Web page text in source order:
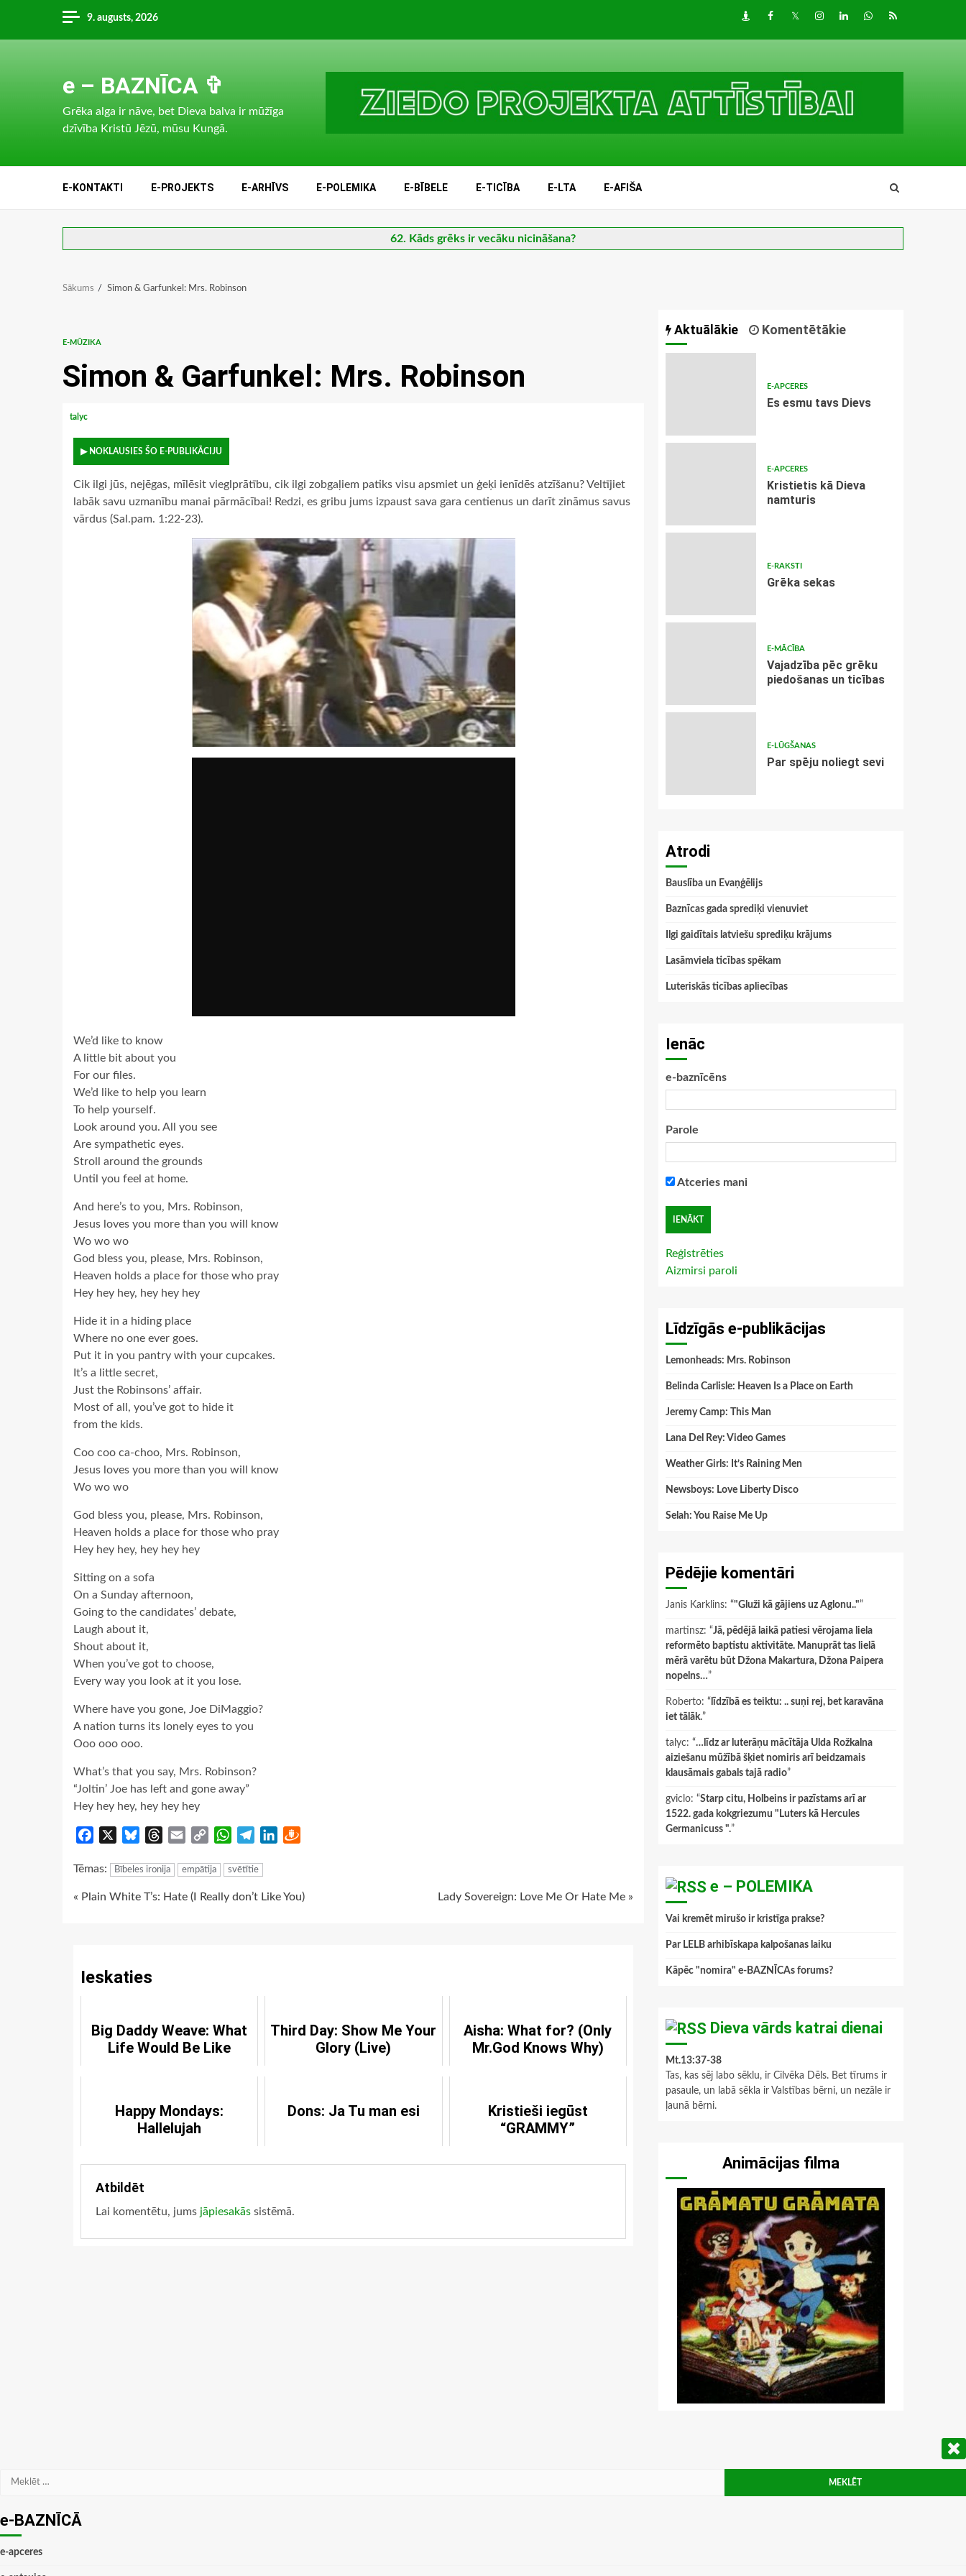
content
9. augusts, 2026 DraugiemFacebook
TwitterInstagram
LinkedInwhatsapp
RSS
e – BAZNĪCA ✞
Grēka alga ir nāve, bet Dieva balva ir mūžīga
dzīvība Kristū Jēzū, mūsu Kungā.
E-KONTAKTI E-PROJEKTS E-ARHĪVS E-POLEMIKA E-BĪBELE E-TICĪBA E-LTA E-AFIŠA
62. Kāds grēks ir vecāku nicināšana?
Sākums Simon & Garfunkel: Mrs. Robinson
E-MŪZIKA
Simon & Garfunkel: Mrs. Robinson
talyc
▶ NOKLAUSIES ŠO E-PUBLIKĀCIJU
Cik ilgi jūs, nejēgas, mīlēsit vieglprātību, cik ilgi zobgaļiem patiks visu apsmiet un ģeķi ienīdēs atzīšanu? Veltījiet
labāk savu uzmanību manai pārmācībai! Redzi, es gribu jums izpaust sava gara centienus un darīt zināmus savus
vārdus (Sal.pam. 1:22-23).
We’d like to know
A little bit about you
For our files.
We’d like to help you learn
To help yourself.
Look around you. All you see
Are sympathetic eyes.
Stroll around the grounds
Until you feel at home.
And here’s to you, Mrs. Robinson,
Jesus loves you more than you will know
Wo wo wo
God bless you, please, Mrs. Robinson,
Heaven holds a place for those who pray
Hey hey hey, hey hey hey
Hide it in a hiding place
Where no one ever goes.
Put it in you pantry with your cupcakes.
It’s a little secret,
Just the Robinsons’ affair.
Most of all, you’ve got to hide it
from the kids.
Coo coo ca-choo, Mrs. Robinson,
Jesus loves you more than you will know
Wo wo wo
God bless you, please, Mrs. Robinson,
Heaven holds a place for those who pray
Hey hey hey, hey hey hey
Sitting on a sofa
On a Sunday afternoon,
Going to the candidates’ debate,
Laugh about it,
Shout about it,
When you’ve got to choose,
Every way you look at it you lose.
Where have you gone, Joe DiMaggio?
A nation turns its lonely eyes to you
Ooo ooo ooo.
What’s that you say, Mrs. Robinson?
“Joltin’ Joe has left and gone away”
Hey hey hey, hey hey hey
Facebook BlueskyThreads
Email
Copy
WhatsApp
TelegramLinkedIn
Tēmas: Bībeles ironija empātija svētītie
Continue
« Plain White T’s: Hate (I Really don’t Like You) Lady Sovereign: Love Me Or Hate Me »
Ieskaties
Big Daddy Weave: What
Life Would Be Like
Third Day: Show Me Your
Glory (Live)
Aisha: What for? (Only
Mr.God Knows Why)
Happy Mondays:
Hallelujah
Dons: Ja Tu man esi
Kristieši iegūst
“GRAMMY”
Atbildēt
Lai komentētu, jums jāpiesakās sistēmā.
Aktuālākie Komentētākie
E-APCERES
Es esmu tavs Dievs
E-APCERES
Kristietis kā Dieva
namturis
E-RAKSTI
Grēka sekas
E-MĀCĪBA
Vajadzība pēc grēku
piedošanas un ticības
E-LŪGŠANAS
Par spēju noliegt sevi
Atrodi
Bauslība un Evaņģēlijs
Baznīcas gada sprediķi vienuviet
Ilgi gaidītais latviešu sprediķu krājums
Lasāmviela ticības spēkam
Luteriskās ticības apliecības
Ienāc
e-baznīcēns
Parole
Atceries mani
Reģistrēties
Aizmirsi paroli
Līdzīgās e-publikācijas
Lemonheads: Mrs. Robinson
Belinda Carlisle: Heaven Is a Place on Earth
Jeremy Camp: This Man
Lana Del Rey: Video Games
Weather Girls: It’s Raining Men
Newsboys: Love Liberty Disco
Selah: You Raise Me Up
Pēdējie komentāri
Janis Karklins: “"Gluži kā gājiens uz Aglonu.."”
martinsz: “Jā, pēdējā laikā patiesi vērojama liela
reformēto baptistu aktivitāte. Manuprāt tas lielā
mērā varētu būt Džona Makartura, Džona Paipera
nopelns…”
Roberto: “ līdzībā es teiktu: .. suņi rej, bet karavāna
iet tālāk.”
talyc: “…līdz ar luterāņu mācītāja Ulda Rožkalna
aiziešanu mūžībā šķiet nomiris arī beidzamais
klausāmais gabals tajā radio”
gviclo: “Starp citu, Holbeins ir pazīstams arī ar
1522. gada kokgriezumu "Luters kā Hercules
Germanicuss ".”
e – POLEMIKA
Vai kremēt mirušo ir kristīga prakse?
Par LELB arhibīskapa kalpošanas laiku
Kāpēc "nomira" e-BAZNĪCAs forums?
Dieva vārds katrai dienai
Mt.13:37-38
Tas, kas sēj labo sēklu, ir Cilvēka Dēls. Bet tīrums ir
pasaule, un labā sēkla ir Valstības bērni, un nezāle ir
ļaunā bērni.
Animācijas filma
Meklēt:
e-BAZNĪCĀ
e-apceres